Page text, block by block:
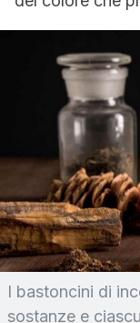
I bastoncini di
sostanze e